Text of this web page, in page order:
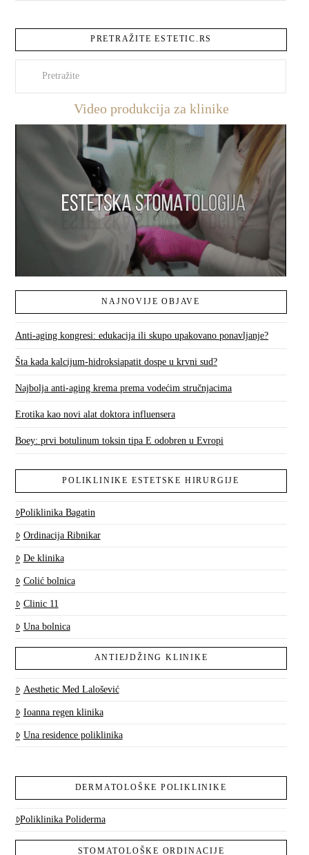
PRETRAŽITE ESTETIC.RS
Video produkcija za klinike
NAJNOVIJE OBJAVE
Anti-aging kongresi: edukacija ili skupo upakovano ponavljanje?
Šta kada kalcijum-hidroksiapatit dospe u krvni sud?
Najbolja anti-aging krema prema vodećim stručnjacima
Erotika kao novi alat doktora influensera
Boey: prvi botulinum toksin tipa E odobren u Evropi
POLIKLINIKE ESTETSKE HIRURGIJE
Poliklinika Bagatin
Ordinacija Ribnikar
De klinika
Colić bolnica
Clinic 11
Una bolnica
ANTIEJDŽING KLINIKE
Aesthetic Med Lalošević
Ioanna regen klinika
Una residence poliklinika
DERMATOLOŠKE POLIKLINIKE
Poliklinika Poliderma
STOMATOLOŠKE ORDINACIJE